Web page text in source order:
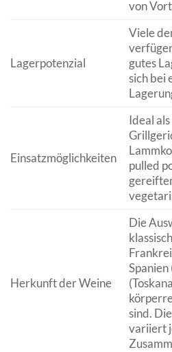
von
Lagerpotenzial
Viele
gutes
sich bei
Einsatzmöglichkeiten
Ideal
pulled
Herkunft der Weine
Die
sind.
variiert